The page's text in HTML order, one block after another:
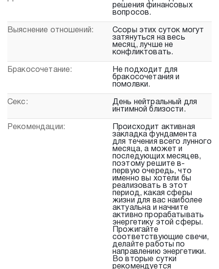
решения финансовых
вопросов.
Выяснение отношений:
Ссоры этих суток могут
затянуться на весь
месяц, лучше не
конфликтовать.
Бракосочетание:
Не подходит для
бракосочетания и
помолвки.
Секс:
День нейтральный для
интимной близости.
Рекомендации:
Происходит активная
закладка фундамента
для течения всего лунного
месяца, а может и
последующих месяцев,
поэтому решите в-
первую очередь, что
именно вы хотели бы
реализовать в этот
период, какая сферы
жизни для вас наиболее
актуальна и начните
активно прорабатывать
энергетику этой сферы.
Прожигайте
соответствующие свечи,
делайте работы по
направлению энергетики.
Во вторые сутки
рекомендуется